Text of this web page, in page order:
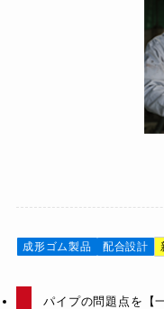
成形ゴム製品 配合設計
パイプの問題点を【